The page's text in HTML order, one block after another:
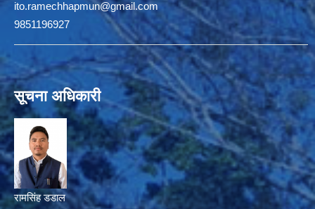
ito.ramechhapmun@gmail.com
9851196927
सूचना अधिकारी
रामसिंह डडाल